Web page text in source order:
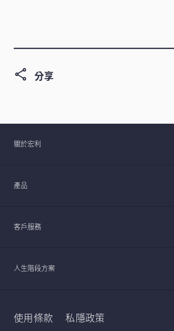
分享
關於宏利
產品
客戶服務
人生階段方案
使用條款 私隱政策